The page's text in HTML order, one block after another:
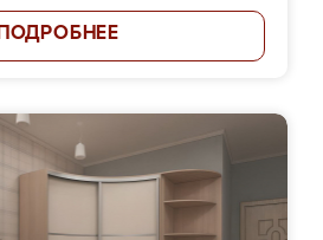
ПОДРОБНЕЕ